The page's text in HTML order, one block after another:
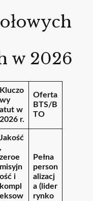
w 2026
Kluczo
wy
atut w
2026 r.
Oferta
BTS/B
TO
Jakość
,
zeroe
misyjn
ość i
kompl
eksow
Pełna
person
alizacj
a (lider
rynko